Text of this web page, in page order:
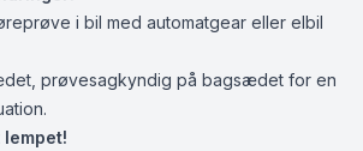
i bil med automatgear eller elbil
prøvesagkyndig på bagsædet for en